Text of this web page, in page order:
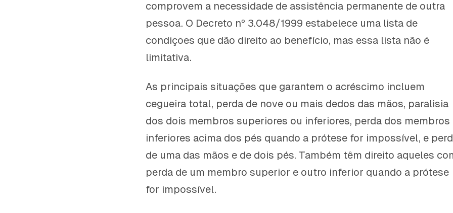
comprovem a necessidade de assistência permanente de outra
pessoa. O Decreto nº 3.048/1999 estabelece uma lista de
condições que dão direito ao benefício, mas essa lista não é
limitativa.
As principais situações que garantem o acréscimo incluem
cegueira total, perda de nove ou mais dedos das mãos, paralisia
dos dois membros superiores ou inferiores, perda dos membros
inferiores acima dos pés quando a prótese for impossível, e
de uma das mãos e de dois pés. Também têm direito aqueles
perda de um membro superior e outro inferior quando a prótese
for impossível.